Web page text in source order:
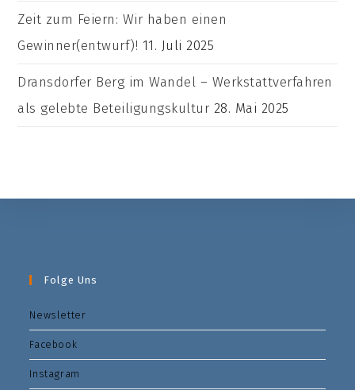
Zeit zum Feiern: Wir haben einen
Gewinner(entwurf)! 11. Juli 2025
Dransdorfer Berg im Wandel – Werkstattverfahren
als gelebte Beteiligungskultur 28. Mai 2025
Folge Uns
Newsletter
Facebook
Instagram